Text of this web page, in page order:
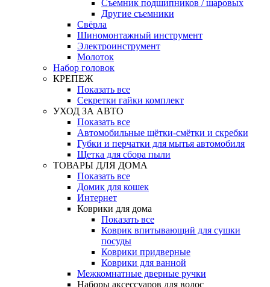
Съемник подшипников / шаровых
Другие съемники
Свёрла
Шиномонтажный инструмент
Электроинструмент
Молоток
Набор головок
КРЕПЕЖ
Показать все
Секретки гайки комплект
УХОД ЗА АВТО
Показать все
Автомобильные щётки-смётки и скребки
Губки и перчатки для мытья автомобиля
Щетка для сбора пыли
ТОВАРЫ ДЛЯ ДОМА
Показать все
Домик для кошек
Интернет
Коврики для дома
Показать все
Коврик впитывающий для сушки
посуды
Коврики придверные
Коврики для ванной
Межкомнатные дверные ручки
Наборы аксессуаров для волос